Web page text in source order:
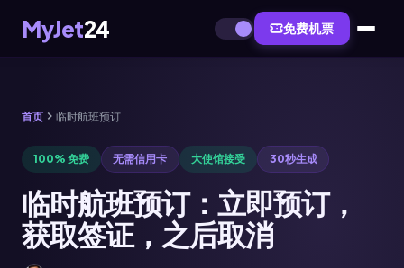
MyJet24 免费机票
首页 临时航班预订
100% 免费 无需信用卡 大使馆接受 30秒生成
临时航班预订：立即预订，
获取签证，之后取消